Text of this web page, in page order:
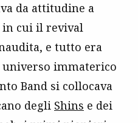
da attitudine a
in cui il revival
e tutto era
universo immaterico
Band si collocava
degli Shins e dei